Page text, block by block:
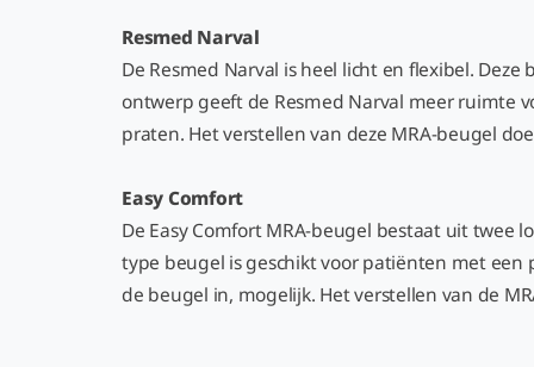
Resmed Narval
De Resmed Narval is heel licht en flexibel.
ontwerp geeft de Resmed Narval meer ruimte
praten. Het verstellen van deze MRA-beugel
Easy Comfort
De Easy Comfort MRA-beugel bestaat uit
type beugel is geschikt voor patiënten met
de beugel in, mogelijk. Het verstellen van de